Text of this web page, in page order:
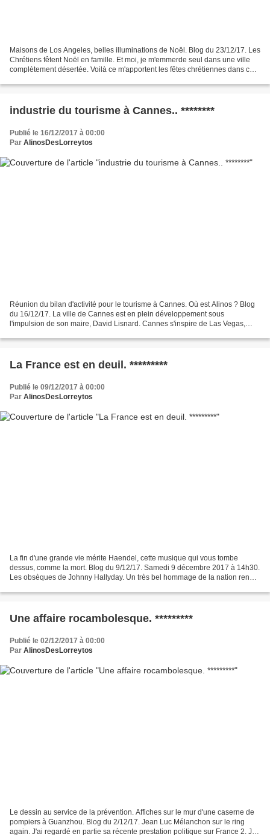
Maisons de Los Angeles, belles illuminations de Noël. Blog du 23/12/17. Les
Chrétiens fêtent Noël en famille. Et moi, je m'emmerde seul dans une ville
complètement désertée. Voilà ce m'apportent les fêtes chrétiennes dans ce
industrie du tourisme à Cannes.. ********
Publié le 16/12/2017 à 00:00
Par AlinosDesLorreytos
Réunion du bilan d'activité pour le tourisme à Cannes. Où est Alinos ? Blog
du 16/12/17. La ville de Cannes est en plein développement sous
l'impulsion de son maire, David Lisnard. Cannes s'inspire de Las Vegas,
La France est en deuil. *********
Publié le 09/12/2017 à 00:00
Par AlinosDesLorreytos
La fin d'une grande vie mérite Haendel, cette musique qui vous tombe
dessus, comme la mort. Blog du 9/12/17. Samedi 9 décembre 2017 à 14h30.
Les obsèques de Johnny Hallyday. Un très bel hommage de la nation rendu
Une affaire rocambolesque. *********
Publié le 02/12/2017 à 00:00
Par AlinosDesLorreytos
Le dessin au service de la prévention. Affiches sur le mur d'une caserne de
pompiers à Guanzhou. Blog du 2/12/17. Jean Luc Mélanchon sur le ring
again. J'ai regardé en partie sa récente prestation politique sur France 2. Je